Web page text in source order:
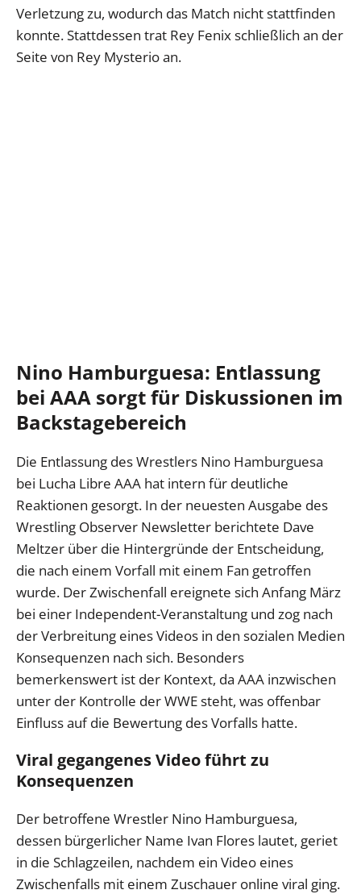
Verletzung zu, wodurch das Match nicht stattfinden
konnte. Stattdessen trat Rey Fenix schließlich an der
Seite von Rey Mysterio an.
Nino Hamburguesa: Entlassung
bei AAA sorgt für Diskussionen im
Backstagebereich
Die Entlassung des Wrestlers Nino Hamburguesa
bei Lucha Libre AAA hat intern für deutliche
Reaktionen gesorgt. In der neuesten Ausgabe des
Wrestling Observer Newsletter berichtete Dave
Meltzer über die Hintergründe der Entscheidung,
die nach einem Vorfall mit einem Fan getroffen
wurde. Der Zwischenfall ereignete sich Anfang März
bei einer Independent-Veranstaltung und zog nach
der Verbreitung eines Videos in den sozialen Medien
Konsequenzen nach sich. Besonders
bemerkenswert ist der Kontext, da AAA inzwischen
unter der Kontrolle der WWE steht, was offenbar
Einfluss auf die Bewertung des Vorfalls hatte.
Viral gegangenes Video führt zu
Konsequenzen
Der betroffene Wrestler Nino Hamburguesa,
dessen bürgerlicher Name Ivan Flores lautet, geriet
in die Schlagzeilen, nachdem ein Video eines
Zwischenfalls mit einem Zuschauer online viral ging.